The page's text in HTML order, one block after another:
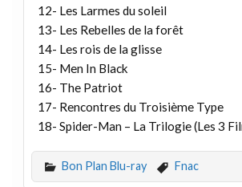
12- Les Larmes du soleil
13- Les Rebelles de la forêt
14- Les rois de la glisse
15- Men In Black
16- The Patriot
17- Rencontres du Troisième Type
18- Spider-Man – La Trilogie (Les 3
Bon Plan Blu-ray Fnac